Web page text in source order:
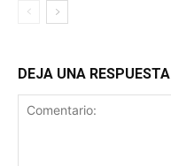
DEJA UNA RESPUESTA